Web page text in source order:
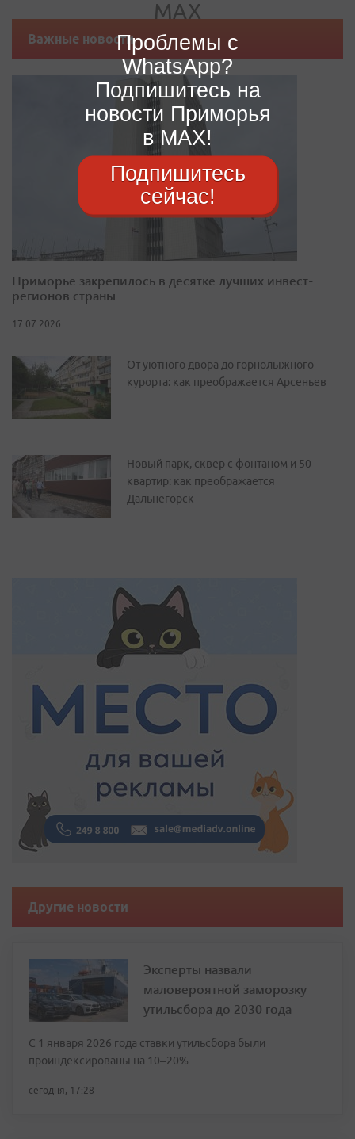
Важные новости
Приморье закрепилось в десятке лучших инвест-
регионов страны
17.07.2026
От уютного двора до горнолыжного
курорта: как преображается Арсеньев
Новый парк, сквер с фонтаном и 50
квартир: как преображается
Дальнегорск
Другие новости
Эксперты назвали
маловероятной заморозку
утильсбора до 2030 года
С 1 января 2026 года ставки утильсбора были
проиндексированы на 10–20%
сегодня, 17:28
Проблемы с
WhatsApp?
Подпишитесь на
новости Приморья
в MAX!
Подпишитесь
сейчас!